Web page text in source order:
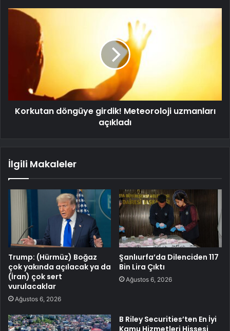
Korkutan döngüye girdik! Meteoroloji uzmanları
açıkladı
İlgili Makaleler
Trump: (Hürmüz) Boğaz
çok yakında açılacak ya da
(İran) çok sert
vurulacaklar
Ağustos 6, 2026
Şanlıurfa’da Dilenciden 117
Bin Lira Çıktı
Ağustos 6, 2026
B Riley Securities’ten En İyi